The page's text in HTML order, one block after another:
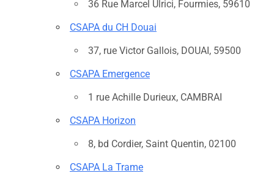
36 Rue Marcel Ulrici, Fourmies, 59610
CSAPA du CH Douai
37, rue Victor Gallois, DOUAI, 59500
CSAPA Emergence
1 rue Achille Durieux, CAMBRAI
CSAPA Horizon
8, bd Cordier, Saint Quentin, 02100
CSAPA La Trame